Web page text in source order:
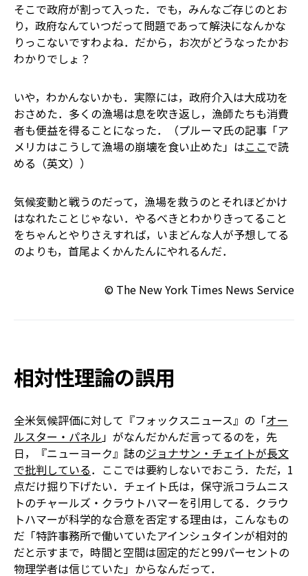
そこで政府が割って入った．でも，みんなご存じのとお
り，政府なんていつだって問題であって解決になんかな
りっこないですわよね．だから，お次がどうなったかお
わかりでしょ？
いや，わかんないかも．実際には，政府介入は大成功を
おさめた．多くの漁場は息を吹き返し，漁師たちも消費
者も便益を得ることになった．（プルーマ氏の記事「ア
メリカはこうして漁場の崩壊を食い止めた」はここで読
める（英文））
気候変動と戦うのだって，漁場を救うのとそれほどかけ
はなれたことじゃない．やるべきとわかりきってること
をちゃんとやりさえすれば，いまどんな人が予想してる
のよりも，首尾よくかんたんにやれるんだ．
© The New York Times News Service
相対性理論の誤用
全米気候評価に対して『フォックスニュース』の「オー
ルスター・パネル」がなんだかんだ言ってるのを，先
日，『ニューヨーク』誌のジョナサン・チェイトが長文
で批判している．ここでは要約しないでおこう．ただ，1
点だけ掘り下げたい．チェイト氏は，保守派コラムニス
トのチャールズ・クラウトハマーを引用してる．クラウ
トハマーが科学的な合意を否定する理由は，こんなもの
だ――「特許事務所で働いていたアインシュタインが相対的
だと示すまで，時間と空間は固定的だと99パーセントの
物理学者は信じていた」からなんだって．